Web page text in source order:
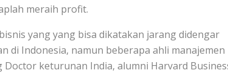
meraih profit.
yang yang bisa dikatakan jarang didengar
di Indonesia, namun beberapa ahli manajemen
keturunan India, alumni Harvard